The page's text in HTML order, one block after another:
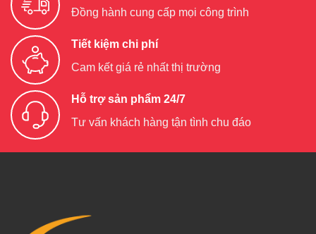
Đồng hành cung cấp mọi công trình
Tiết kiệm chi phí
Cam kết giá rẻ nhất thị trường
Hỗ trợ sản phẩm 24/7
Tư vấn khách hàng tận tình chu đáo